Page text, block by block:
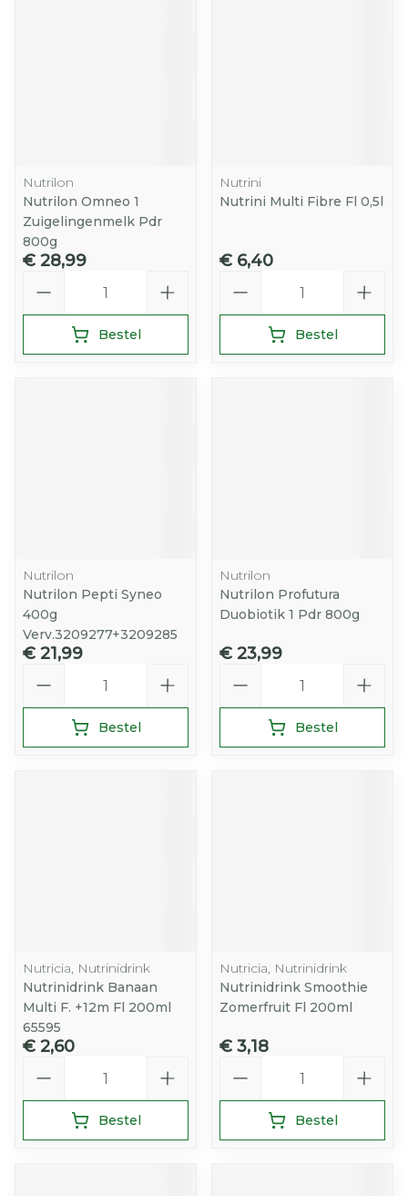
Nutrilon
Nutrilon Omneo 1
Zuigelingenmelk Pdr
800g
€ 28,99
Bestel
Nutrini
Nutrini Multi Fibre Fl 0,5l
€ 6,40
Bestel
Nutrilon
Nutrilon Pepti Syneo
400g
Verv.3209277+3209285
€ 21,99
Bestel
Nutrilon
Nutrilon Profutura
Duobiotik 1 Pdr 800g
€ 23,99
Bestel
Nutricia, Nutrinidrink
Nutrinidrink Banaan
Multi F. +12m Fl 200ml
65595
€ 2,60
Bestel
Nutricia, Nutrinidrink
Nutrinidrink Smoothie
Zomerfruit Fl 200ml
€ 3,18
Bestel